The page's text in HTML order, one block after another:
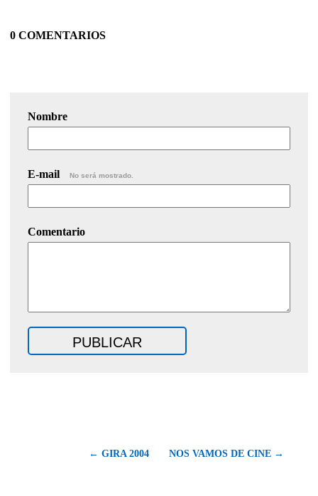
0 COMENTARIOS
Nombre
E-mail No será mostrado.
Comentario
← GIRA 2004 NOS VAMOS DE CINE →